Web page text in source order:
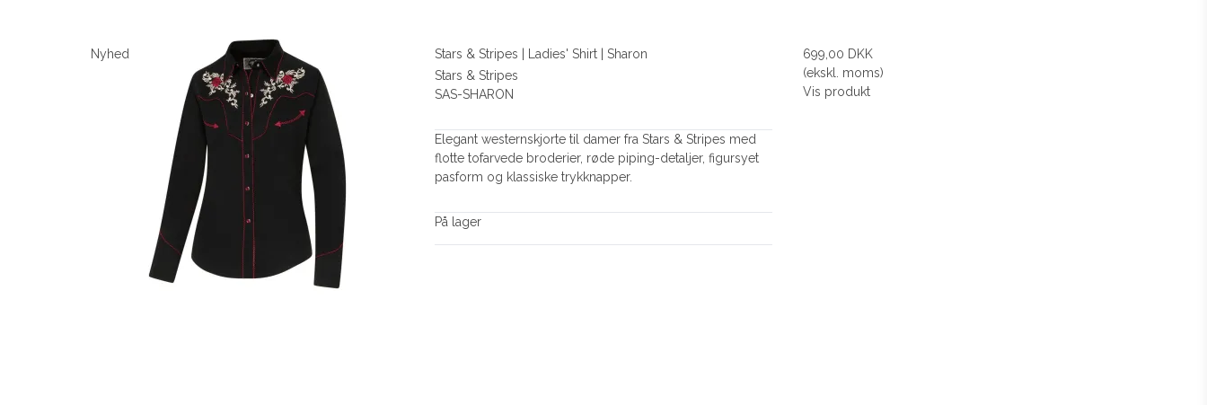
Nyhed
Stars & Stripes | Ladies' Shirt | Sharon
Stars & Stripes
SAS-SHARON
Elegant westernskjorte til damer fra Stars & Stripes med
flotte tofarvede broderier, røde piping-detaljer, figursyet
pasform og klassiske trykknapper.
På lager
699,00 DKK
(ekskl. moms)
Vis produkt